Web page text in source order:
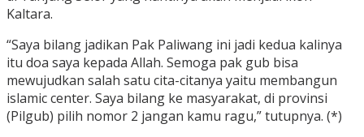
Kaltara.
“Saya bilang jadikan Pak Paliwang ini jadi kedua kalinya
itu doa saya kepada Allah. Semoga pak gub bisa
mewujudkan salah satu cita-citanya yaitu membangun
islamic center. Saya bilang ke masyarakat, di provinsi
(Pilgub) pilih nomor 2 jangan kamu ragu,” tutupnya. (*)